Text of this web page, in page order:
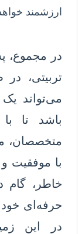
ارزشمند
در مجموع،
تربیتی،
می‌تواند
باشد تا
متخصصان،
با موفقیت و
خاطر، گام
حرفه‌ای خود
در این